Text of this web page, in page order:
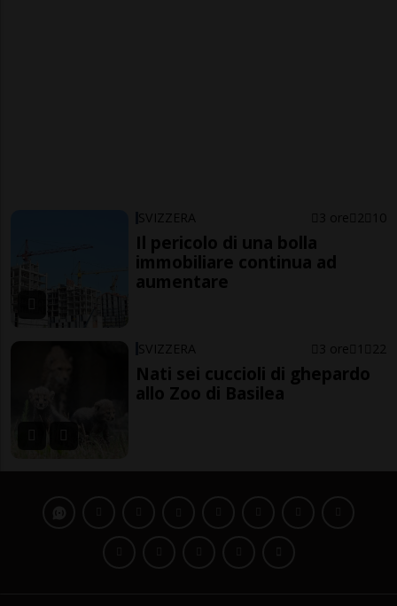
SVIZZERA 3 ore 2 10
Il pericolo di una bolla
immobiliare continua ad
aumentare
SVIZZERA 3 ore 1 22
Nati sei cuccioli di ghepardo
allo Zoo di Basilea